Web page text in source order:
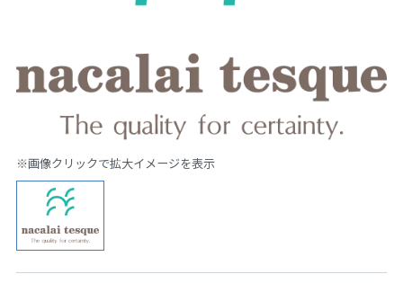
※画像クリックで拡大イメージを表示